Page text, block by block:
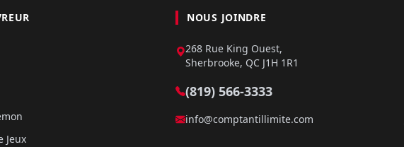
Jeux
NOUS JOINDRE
268 Rue King Ouest,
Sherbrooke, QC J1H 1R1
(819) 566-3333
info@comptantillimite.com